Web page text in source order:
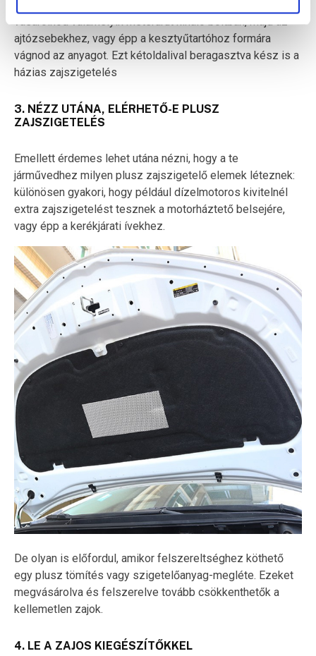
vásárolnod valamelyik méterárút kínáló boltban, majd az
ajtózsebekhez, vagy épp a kesztyűtartóhoz formára
vágnod az anyagot. Ezt kétoldalival beragasztva kész is a
házias zajszigetelés
3. NÉZZ UTÁNA, ELÉRHETŐ-E PLUSZ
ZAJSZIGETELÉS
Emellett érdemes lehet utána nézni, hogy a te
járművedhez milyen plusz zajszigetelő elemek léteznek:
különösen gyakori, hogy például dízelmotoros kivitelnél
extra zajszigetelést tesznek a motorháztető belsejére,
vagy épp a kerékjárati ívekhez.
De olyan is előfordul, amikor felszereltséghez köthető
egy plusz tömítés vagy szigetelőanyag-megléte. Ezeket
megvásárolva és felszerelve tovább csökkenthetők a
kellemetlen zajok.
4. LE A ZAJOS KIEGÉSZÍTŐKKEL